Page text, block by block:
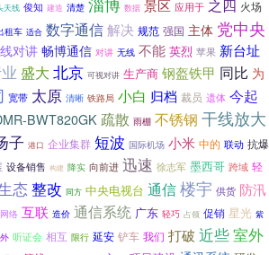
天线 俊知 建造 清楚 数据 景区 应用于 之四 火场
租车 适合 数字通信解决 规范 强国 主体 党中央
对讲 畅博通信 对讲 无线 不能 英烈 苹果 新台址
盛大 北京 可视对讲 生产商 钢盔铁甲 同比 为
宽带 太原 清晰 铁路局 小白 归档 裁员 遗体 今起
BWT820GK 疏散 雨棚 不锈钢 干线放大
子 港口 企业集群 短波 国际机场 小米 中的 联动 抗爆
设备销售 构建 降实 向前进 迅速 徐志军 墨西哥 跨域 轻
态 整改 同方 中央电视台 通信楼宇 供货 防汛
络 互联 造价 通信系统 广东 轻巧 占领 促销 星光 紫
听证会 相互 限行 延安 铲车 我们 打破 近些室外